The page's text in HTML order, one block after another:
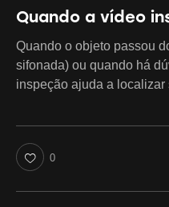
Quando a vídeo
Quando o objeto passou
sifonada) ou quando há
inspeção ajuda a localizar
0